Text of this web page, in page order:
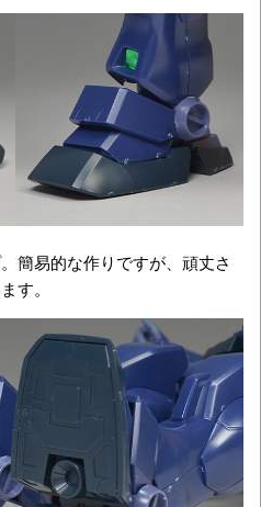
簡易的な作りですが、頑丈さ
す。